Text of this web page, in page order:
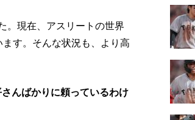
。現在、アスリートの世界
す。そんな状況も、より高
んばかりに頼っているわけ